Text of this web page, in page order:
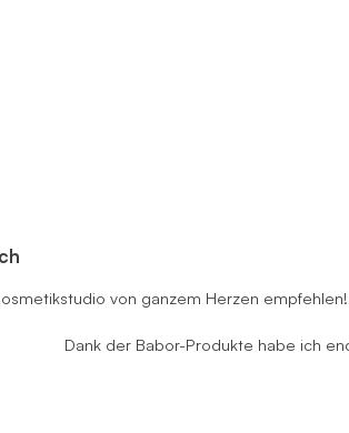
von ganzem Herzen
Dank der Babor-Produkte habe ich